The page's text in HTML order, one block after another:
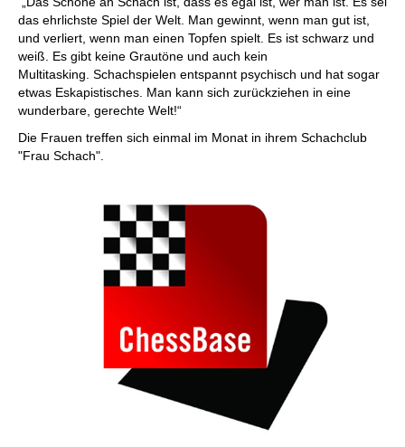
das ehrlichste Spiel der Welt. Man gewinnt, wenn man gut ist,
und verliert, wenn man einen Topfen spielt. Es ist schwarz und
weiß. Es gibt keine Grautöne und auch kein
Multitasking. Schachspielen entspannt psychisch und hat sogar
etwas Eskapistisches. Man kann sich zurückziehen in eine
wunderbare, gerechte Welt!“
Die Frauen treffen sich einmal im Monat in ihrem Schachclub
"Frau Schach".